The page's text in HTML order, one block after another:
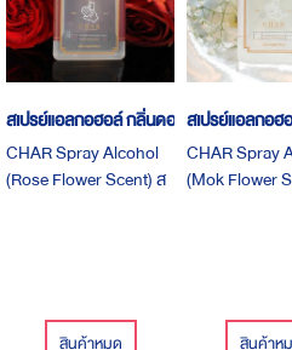
สเปรย์แอลกอฮอล์ กลิ่นดอกกุหลาบ
CHAR Spray Alcohol
(Rose Flower Scent) ส
99 บาท - ขนาด 50 มล. =
สินค้าหมด
สเปรย์แอลกอ
CHAR Spray
(Mok Flower
99 บาท - ขนาด
สินค้าห